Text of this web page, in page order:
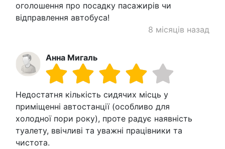
оголошення про посадку пасажирів чи
відправлення автобуса!
8 місяців назад
Анна Мигаль
Недостатня кількість сидячих місць у
приміщенні автостанції (особливо для
холодної пори року), проте радує наявність
туалету, ввічливі та уважні працівники та
чистота.